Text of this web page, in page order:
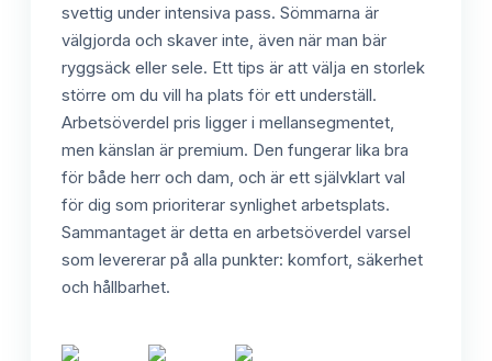
svettig under intensiva pass. Sömmarna är
välgjorda och skaver inte, även när man bär
ryggsäck eller sele. Ett tips är att välja en storlek
större om du vill ha plats för ett underställ.
Arbetsöverdel pris ligger i mellansegmentet,
men känslan är premium. Den fungerar lika bra
för både herr och dam, och är ett självklart val
för dig som prioriterar synlighet arbetsplats.
Sammantaget är detta en arbetsöverdel varsel
som levererar på alla punkter: komfort, säkerhet
och hållbarhet.